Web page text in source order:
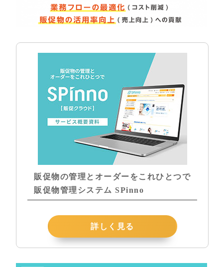
販促物の管理とオーダーをこれひとつで
販促物管理システム SPinno
詳しく見る